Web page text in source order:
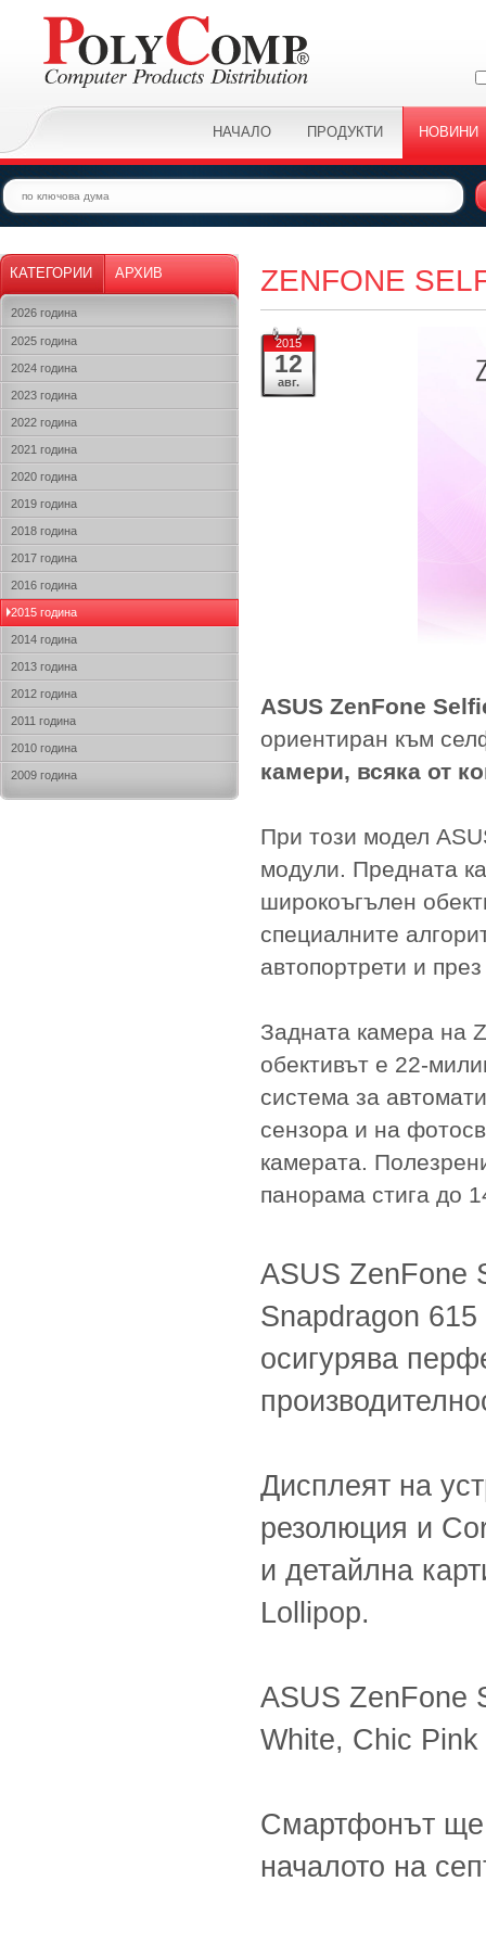
НАЧАЛО ПРОДУКТИ НОВИНИ
КАТЕГОРИИ АРХИВ
2026 година
2025 година
2024 година
2023 година
2022 година
2021 година
2020 година
2019 година
2018 година
2017 година
2016 година
2015 година
2014 година
2013 година
2012 година
2011 година
2010 година
2009 година
ZENFONE
2015
12
авг.
ASUS ZenFone
ориентиран към
камери, всяка от
При този модел
модули. Предната
широкоъгълен
специалните
автопортрети и
Задната камера на
обективът е 22-
система за
сензора и на
камерата.
панорама стига до
ASUS ZenFone
Snapdragon 615
осигурява
Дисплеят на
резолюция и
и детайлна
Lollipop.
ASUS ZenFone
White, Chic
Смартфонът ще
началото на